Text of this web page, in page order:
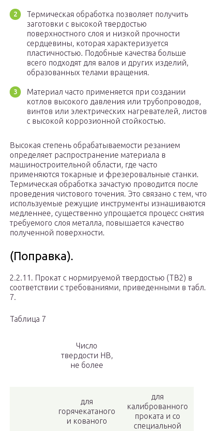
Термическая обработка позволяет получить
заготовки с высокой твердостью
поверхностного слоя и низкой прочности
сердцевины, которая характеризуется
пластичностью. Подобные качества больше
всего подходят для валов и других изделий,
образованных телами вращения.
Материал часто применяется при создании
котлов высокого давления или трубопроводов,
винтов или электрических нагревателей, листов
с высокой коррозионной стойкостью.
Высокая степень обрабатываемости резанием
определяет распространение материала в
машиностроительной области, где часто
применяются токарные и фрезеровальные станки.
Термическая обработка зачастую проводится после
проведения чистового точения. Это связано с тем, что
используемые режущие инструменты изнашиваются
медленнее, существенно упрощается процесс снятия
требуемого слоя металла, повышается качество
полученной поверхности.
(Поправка).
2.2.11. Прокат с нормируемой твердостью (ТВ2) в
соответствии с требованиями, приведенными в табл.
7.
Таблица 7
Число
твердости НВ,
не более
для
горячекатаного
и кованого
для
калиброванного
проката и со
специальной